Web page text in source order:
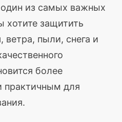
из самых важных
хотите защитить
ветра, пыли, снега и
более
практичным для